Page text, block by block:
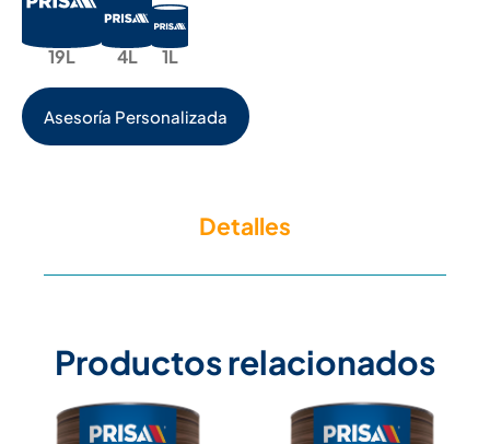
19L 4L 1L
Asesoría Personalizada
Detalles
Productos relacionados